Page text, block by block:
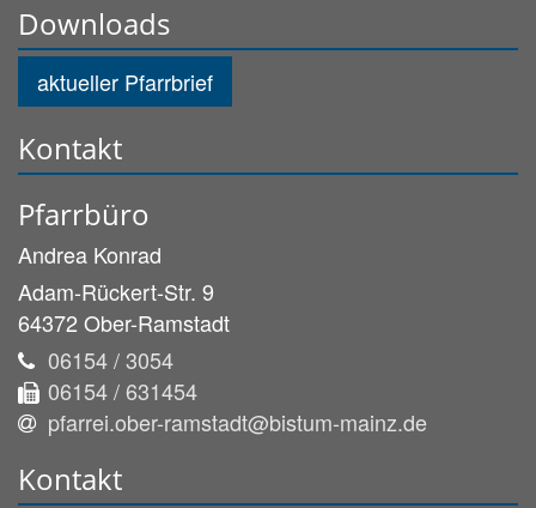
Downloads
aktueller Pfarrbrief
Kontakt
Pfarrbüro
Andrea Konrad
Adam-Rückert-Str. 9
64372 Ober-Ramstadt
06154 / 3054
06154 / 631454
pfarrei.ober-ramstadt@bistum-mainz.de
Kontakt